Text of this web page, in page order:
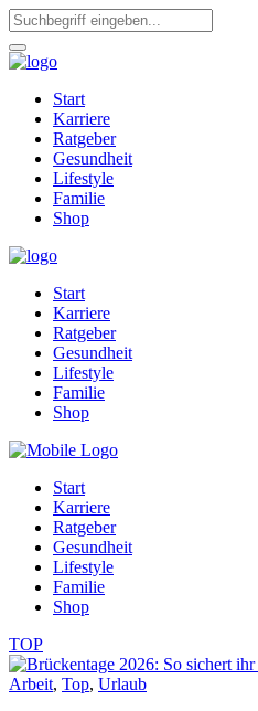
Start
Karriere
Ratgeber
Gesundheit
Lifestyle
Familie
Shop
Start
Karriere
Ratgeber
Gesundheit
Lifestyle
Familie
Shop
Start
Karriere
Ratgeber
Gesundheit
Lifestyle
Familie
Shop
TOP
Arbeit, Top, Urlaub